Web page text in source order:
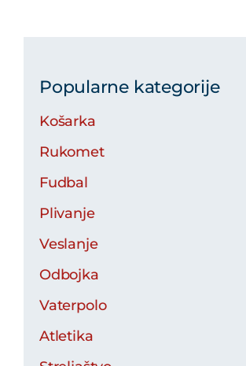
Popularne kategorije
Košarka
Rukomet
Fudbal
Plivanje
Veslanje
Odbojka
Vaterpolo
Atletika